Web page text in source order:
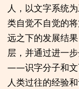
人，以文字系统
类自觉不自觉的
远之下的发展结
层，并通过进一
——识字分子和文
人类过往的经验